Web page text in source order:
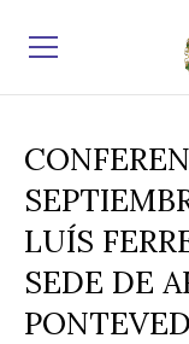
LUÍS
SEDE DE